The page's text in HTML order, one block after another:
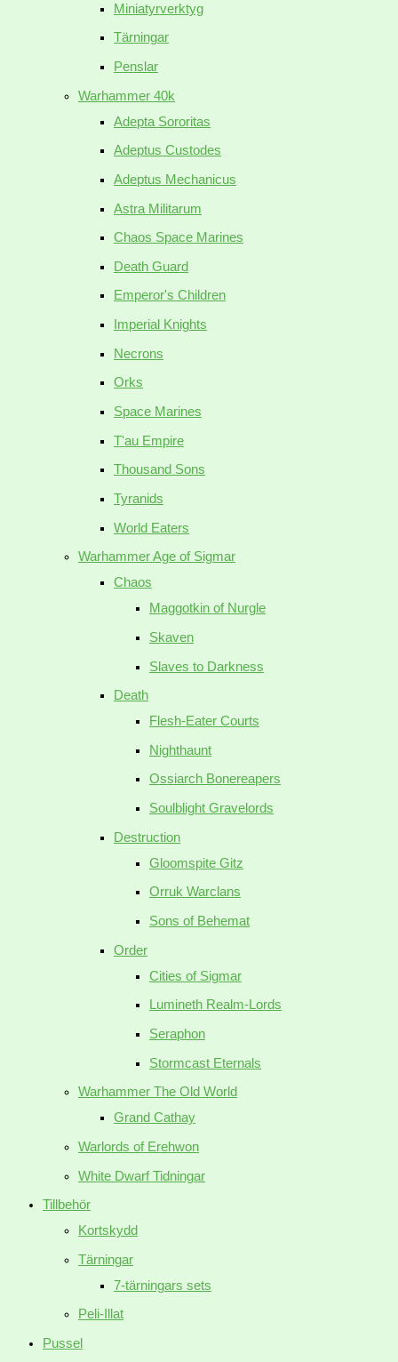
Miniatyrverktyg
Tärningar
Penslar
Warhammer 40k
Adepta Sororitas
Adeptus Custodes
Adeptus Mechanicus
Astra Militarum
Chaos Space Marines
Death Guard
Emperor's Children
Imperial Knights
Necrons
Orks
Space Marines
T'au Empire
Thousand Sons
Tyranids
World Eaters
Warhammer Age of Sigmar
Chaos
Maggotkin of Nurgle
Skaven
Slaves to Darkness
Death
Flesh-Eater Courts
Nighthaunt
Ossiarch Bonereapers
Soulblight Gravelords
Destruction
Gloomspite Gitz
Orruk Warclans
Sons of Behemat
Order
Cities of Sigmar
Lumineth Realm-Lords
Seraphon
Stormcast Eternals
Warhammer The Old World
Grand Cathay
Warlords of Erehwon
White Dwarf Tidningar
Tillbehör
Kortskydd
Tärningar
7-tärningars sets
Peli-Illat
Pussel